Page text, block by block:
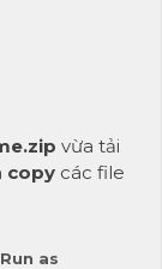
vừa tải
copy các file
Run as